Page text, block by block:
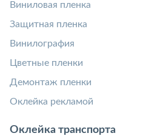
Виниловая пленка
Защитная пленка
Винилография
Цветные пленки
Демонтаж пленки
Оклейка рекламой
Оклейка транспорта